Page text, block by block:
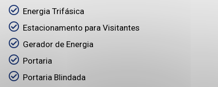
Energia Trifásica
Estacionamento para Visitantes
Gerador de Energia
Portaria
Portaria Blindada